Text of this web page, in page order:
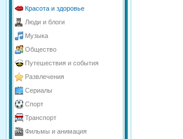
Красота и здоровье
Люди и блоги
Музыка
Общество
Путешествия и события
Развлечения
Сериалы
Спорт
Транспорт
Фильмы и анимация